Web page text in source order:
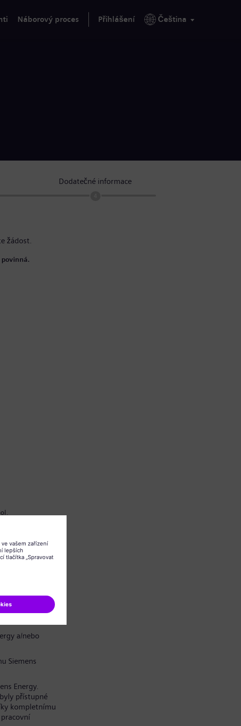
Náborový proces Přihlášení Čeština
Dodatečné informace
žádost.
a/nebo
Siemens
Energy.
přístupné
kompletnímu